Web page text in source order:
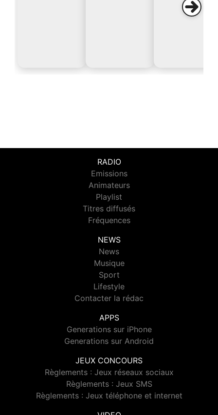
RADIO
Emissions
Animateurs
Playlist
Titres diffusés
Fréquences
NEWS
News
Musique
Sport
Lifestyle
Contacter la rédac
APPS
Generations sur iPhone
Generations sur Android
JEUX CONCOURS
Règlements : Jeux réseaux sociaux
Règlements : Jeux SMS
Règlements : Jeux téléphone et internet